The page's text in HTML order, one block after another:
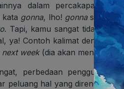
dalam percakapan
kata gonna, lho! gonnasendiri
. Tapi, kamu sangat tidak
ya! Contoh kalimat denganto
week(dia akan
perbedaan penggunaan
peluang hal yang